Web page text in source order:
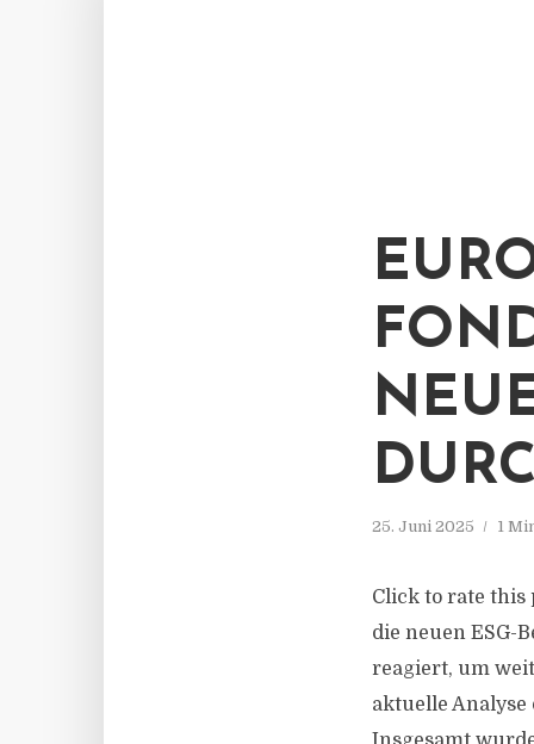
25. Juni 2025 1
Click to rate this
die neuen ESG-
reagiert, um
aktuelle